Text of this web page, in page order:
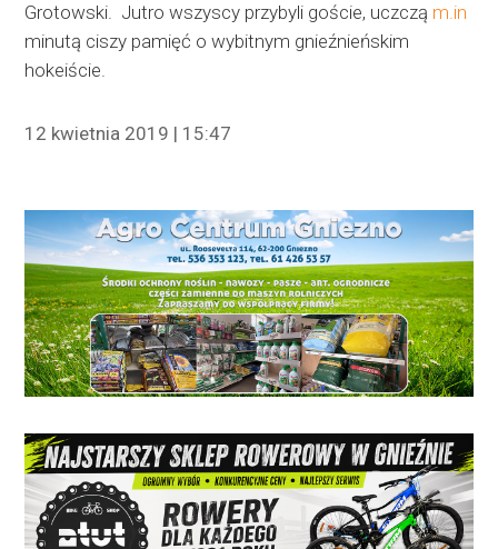
Grotowski. Jutro wszyscy przybyli goście, uczczą m.in
minutą ciszy pamięć o wybitnym gnieźnieńskim
hokeiście.
12 kwietnia 2019 | 15:47